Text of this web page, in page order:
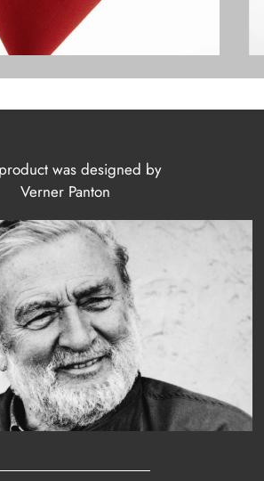
was designed by
Verner Panton